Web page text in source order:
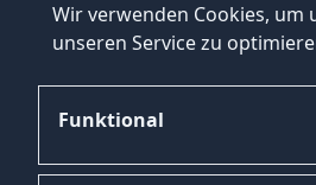
Wir verwenden Cookies, um
unseren Service zu
Funktional